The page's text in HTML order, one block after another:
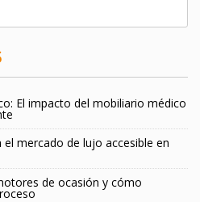
El impacto del mobiliario médico
mercado de lujo accesible en
de ocasión y cómo